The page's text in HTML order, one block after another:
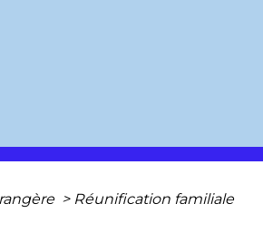
> Réunification familiale